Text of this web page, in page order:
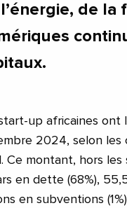
de
up africaines ont
2024, selon les
Ce montant, hors
en dette (68%),
en subventions